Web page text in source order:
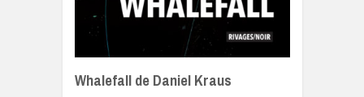
Whalefall de Daniel Kraus